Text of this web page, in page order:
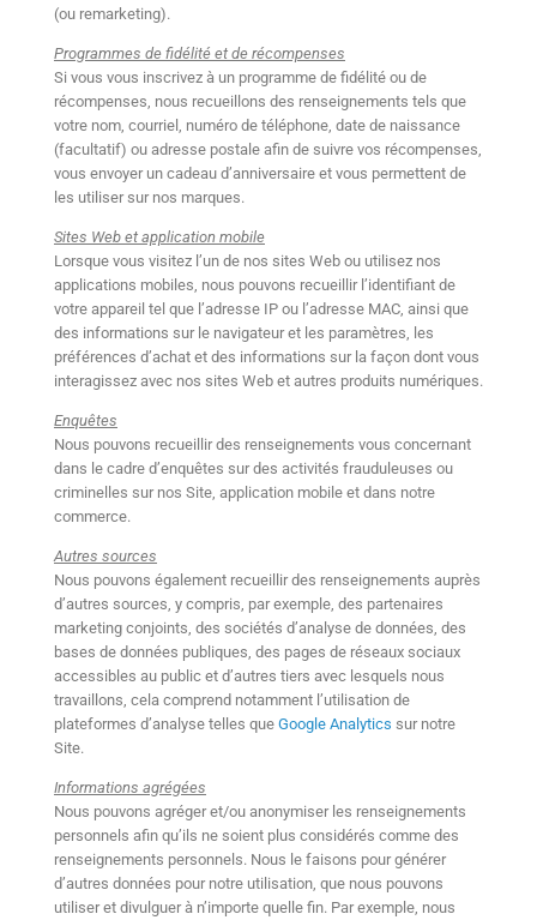
(ou remarketing).
Programmes de fidélité et de récompenses
Si vous vous inscrivez à un programme de fidélité ou de
récompenses, nous recueillons des renseignements tels que
votre nom, courriel, numéro de téléphone, date de naissance
(facultatif) ou adresse postale afin de suivre vos récompenses,
vous envoyer un cadeau d’anniversaire et vous permettent de
les utiliser sur nos marques.
Sites Web et application mobile
Lorsque vous visitez l’un de nos sites Web ou utilisez nos
applications mobiles, nous pouvons recueillir l’identifiant de
votre appareil tel que l’adresse IP ou l’adresse MAC, ainsi que
des informations sur le navigateur et les paramètres, les
préférences d’achat et des informations sur la façon dont vous
interagissez avec nos sites Web et autres produits numériques.
Enquêtes
Nous pouvons recueillir des renseignements vous concernant
dans le cadre d’enquêtes sur des activités frauduleuses ou
criminelles sur nos Site, application mobile et dans notre
commerce.
Autres sources
Nous pouvons également recueillir des renseignements auprès
d’autres sources, y compris, par exemple, des partenaires
marketing conjoints, des sociétés d’analyse de données, des
bases de données publiques, des pages de réseaux sociaux
accessibles au public et d’autres tiers avec lesquels nous
travaillons, cela comprend notamment l’utilisation de
plateformes d’analyse telles que Google Analytics sur notre
Site.
Informations agrégées
Nous pouvons agréger et/ou anonymiser les renseignements
personnels afin qu’ils ne soient plus considérés comme des
renseignements personnels. Nous le faisons pour générer
d’autres données pour notre utilisation, que nous pouvons
utiliser et divulguer à n’importe quelle fin. Par exemple, nous